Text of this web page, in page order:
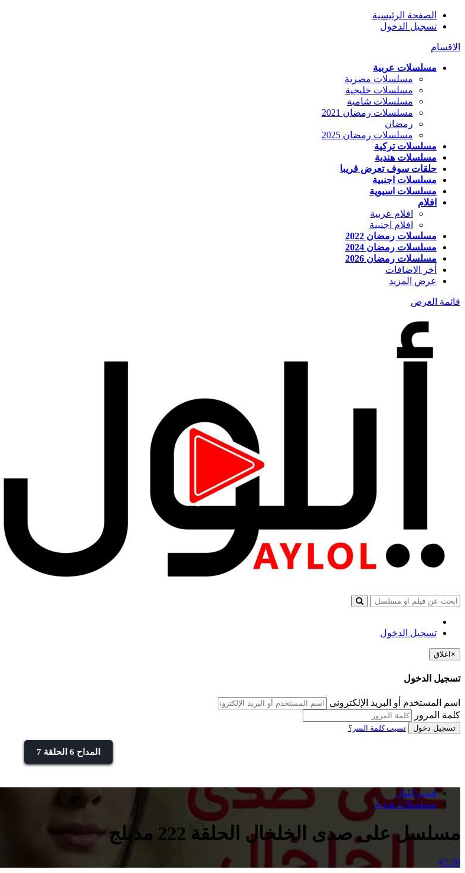
الصفحة الرئيسية
تسجيل الدخول
الاقسام
مسلسلات عربية
مسلسلات مصرية
مسلسلات خليجية
مسلسلات شامية
مسلسلات رمضان 2021
رمضان
مسلسلات رمضان 2025
مسلسلات تركية
مسلسلات هندية
حلقات سوف تعرض قريبا
مسلسلات اجنبية
مسلسلات اسيوية
افلام
افلام عربية
افلام اجنبية
مسلسلات رمضان 2022
مسلسلات رمضان 2024
مسلسلات رمضان 2026
أخر الاضافات
عرض المزيد
قائمة العرض
تسجيل الدخول
× اغلاق
تسجيل الدخول
اسم المستخدم أو البريد الإلكتروني
كلمة المرور
تسجيل دخول نسيت كلمة السر؟
المداح 6 الحلقة 7
فيديو ايلول
مسلسلات هندية
مسلسل على صدى الخلخال الحلقة 222 مدبلج
42:26